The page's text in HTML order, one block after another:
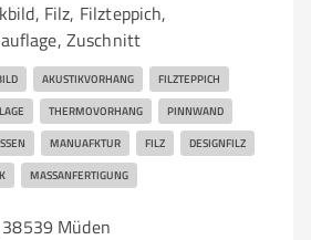
Filz, Filzteppich,
Zuschnitt
AKUSTIKVORHANG FILZTEPPICH
THERMOVORHANG PINNWAND
MANUAFKTUR FILZ DESIGNFILZ
MASSANFERTIGUNG
Müden